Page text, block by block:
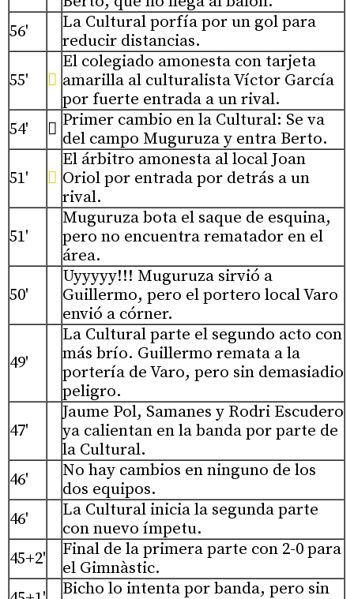
56'
La Cultural porfía por un gol para
reducir distancias.
55'

El colegiado amonesta con tarjeta
amarilla al culturalista Víctor García
por fuerte entrada a un rival.
54'
 Primer cambio en la Cultural: Se va
del campo Muguruza y entra Berto.
51'

El árbitro amonesta al local Joan
Oriol por entrada por detrás a un
rival.
51'
Muguruza bota el saque de esquina,
pero no encuentra rematador en el
área.
50'
Uyyyyy!!! Muguruza sirvió a
Guillermo, pero el portero local Varo
envió a córner.
49'
La Cultural parte el segundo acto con
más brío. Guillermo remata a la
portería de Varo, pero sin demasiadio
peligro.
47'
Jaume Pol, Samanes y Rodri Escudero
ya calientan en la banda por parte de
la Cultural.
46'
No hay cambios en ninguno de los
dos equipos.
46'
La Cultural inicia la segunda parte
con nuevo ímpetu.
45+2'
Final de la primera parte con 2-0 para
el Gimnàstic.
Bicho lo intenta por banda, pero sin